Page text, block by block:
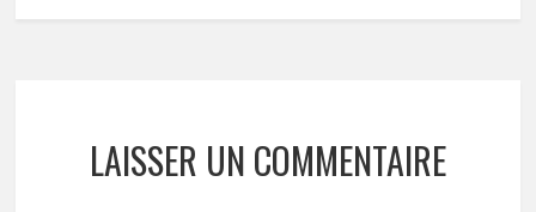
LAISSER UN COMMENTAIRE